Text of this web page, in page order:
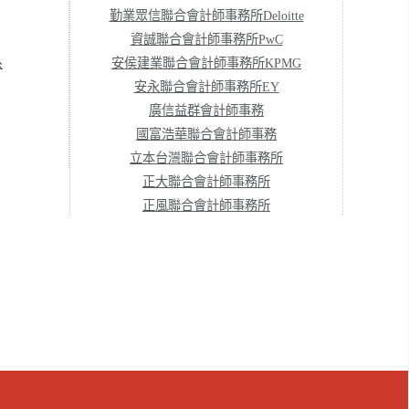
勤業眾信聯合會計師事務所Deloitte
資誠聯合會計師事務所PwC
安侯建業聯合會計師事務所KPMG
安永聯合會計師事務所EY
廣信益群會計師事務
國富浩華聯合會計師事務
立本台灣聯合會計師事務所
正大聯合會計師事務所
正風聯合會計師事務所